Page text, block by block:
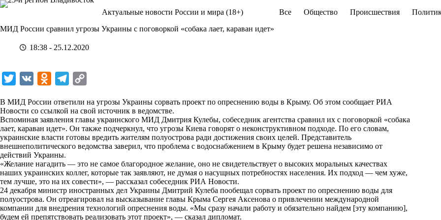
Перейти
Актуальные новости России и мира (18+) Все Общество Происшествия
МИД России сравнил угрозы Украины с поговоркой «собака лает, караван идет»
18:38 - 25.12.2020
i
t
e
r
n
o
k
l
a
s
s
n
i
l
e
g
r
m
p
y
L
i
n
k
В МИД России ответили на угрозы Украины сорвать проект по опреснению воды в Крыму. Об этом сообщает РИА
Новости со ссылкой на свой источник в ведомстве.
Вспоминая заявления главы украинского МИД Дмитрия Кулебы, собеседник агентства сравнил их с поговоркой «собака
лает, караван идет». Он также подчеркнул, что угрозы Киева говорят о неконструктивном подходе. По его словам,
украинские власти готовы вредить жителям полуострова ради достижения своих целей. Представитель
внешнеполитического ведомства заверил, что проблема с водоснабжением в Крыму будет решена независимо от
действий Украины.
«Желание нагадить — это не самое благородное желание, оно не свидетельствует о высоких моральных качествах
наших украинских коллег, которые так заявляют, не думая о насущных потребностях населения. Их подход — чем хуже,
тем лучше, это на их совести», — рассказал собеседник РИА Новости.
24 декабря министр иностранных дел Украины Дмитрий Кулеба пообещал сорвать проект по опреснению воды для
полуострова. Он отреагировал на высказывание главы Крыма Сергея Аксенова о привлечении международной
компании для внедрения технологий опреснения воды. «Мы сразу начали работу и обязательно найдем [эту компанию],
будем ей препятствовать реализовать этот проект», — сказал дипломат.